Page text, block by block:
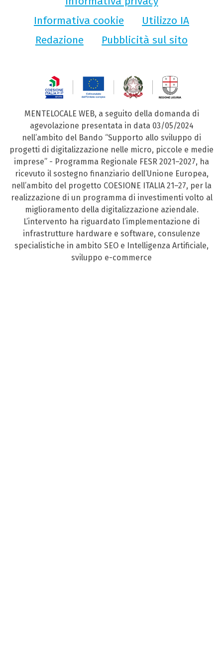
Informativa cookie
Utilizzo IA
Redazione
Pubblicità sul sito
MENTELOCALE WEB, a seguito della domanda di
agevolazione presentata in data 03/05/2024
nell’ambito del Bando “Supporto allo sviluppo di
progetti di digitalizzazione nelle micro, piccole e medie
imprese” - Programma Regionale FESR 2021–2027, ha
ricevuto il sostegno finanziario dell’Unione Europea,
nell’ambito del progetto COESIONE ITALIA 21–27, per la
realizzazione di un programma di investimenti volto al
miglioramento della digitalizzazione aziendale.
L’intervento ha riguardato l’implementazione di
infrastrutture hardware e software, consulenze
specialistiche in ambito SEO e Intelligenza Artificiale,
sviluppo e-commerce